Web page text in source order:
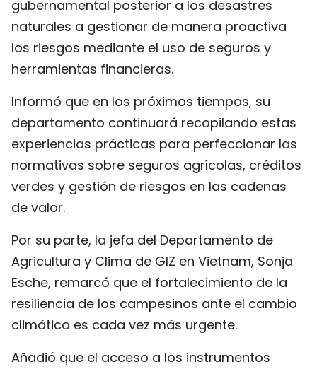
gubernamental posterior a los desastres
naturales a gestionar de manera proactiva
los riesgos mediante el uso de seguros y
herramientas financieras.
Informó que en los próximos tiempos, su
departamento continuará recopilando estas
experiencias prácticas para perfeccionar las
normativas sobre seguros agrícolas, créditos
verdes y gestión de riesgos en las cadenas
de valor.
Por su parte, la jefa del Departamento de
Agricultura y Clima de GIZ en Vietnam, Sonja
Esche, remarcó que el fortalecimiento de la
resiliencia de los campesinos ante el cambio
climático es cada vez más urgente.
Añadió que el acceso a los instrumentos